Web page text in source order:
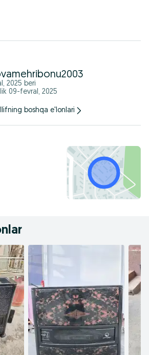
2025 beri
09-fevral, 2025
boshqa e'lonlari